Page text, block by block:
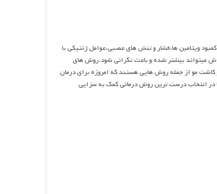
ویتامین ها،فشار و تنش های عصبی،عوامل ژنتیکی با
است اما گاهی این ریزش میتواند بیشتر شده و باعث نگرانی شود.روش های
مو از جمله روش هایی هستند که امروزه برای درمان
در انتخاب درست ترین روش درمانی کمک به سزایی